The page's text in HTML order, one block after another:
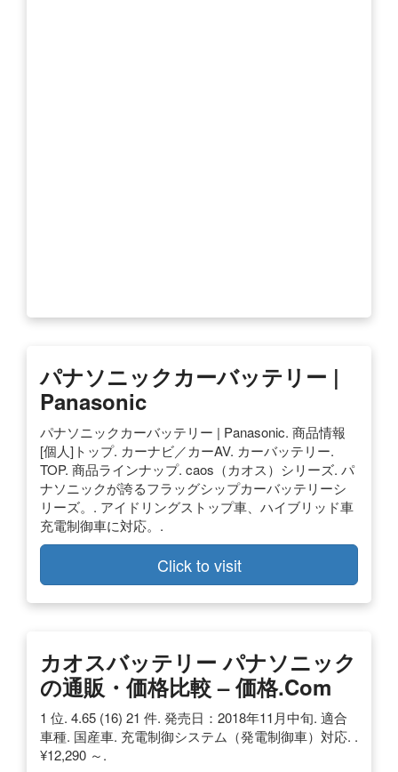
パナソニックカーバッテリー |
Panasonic
パナソニックカーバッテリー | Panasonic. 商品情報
[個人]トップ. カーナビ／カーAV. カーバッテリー.
TOP. 商品ラインナップ. caos（カオス）シリーズ. パ
ナソニックが誇るフラッグシップカーバッテリーシ
リーズ。. アイドリングストップ車、ハイブリッド車
充電制御車に対応。.
Click to visit
カオスバッテリー パナソニック
の通販・価格比較 – 価格.com
1 位. 4.65 (16) 21 件. 発売日：2018年11月中旬. 適合
車種. 国産車. 充電制御システム（発電制御車）対応. .
¥12,290 ～.